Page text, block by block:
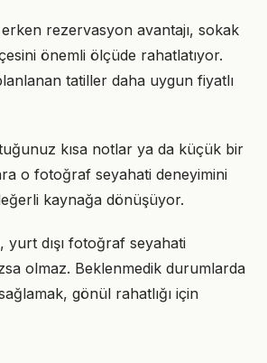
rezervasyon avantajı, sokak
önemli ölçüde rahatlatıyor.
tatiller daha uygun fiyatlı
kısa notlar ya da küçük bir
o fotoğraf seyahati deneyimini
kaynağa dönüşüyor.
yurt dışı fotoğraf seyahati
olmaz. Beklenmedik durumlarda
gönül rahatlığı için